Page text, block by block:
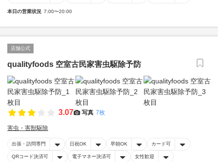
本日の営業状況 7:00〜20:00
店舗公式
qualityfoods 空室古民家害虫駆除予防
3.07 写真 7枚
害虫・害獣駆除
出張・訪問専門 日祝OK 早朝OK カード可
QRコード決済可 電子マネー決済可 女性歓迎